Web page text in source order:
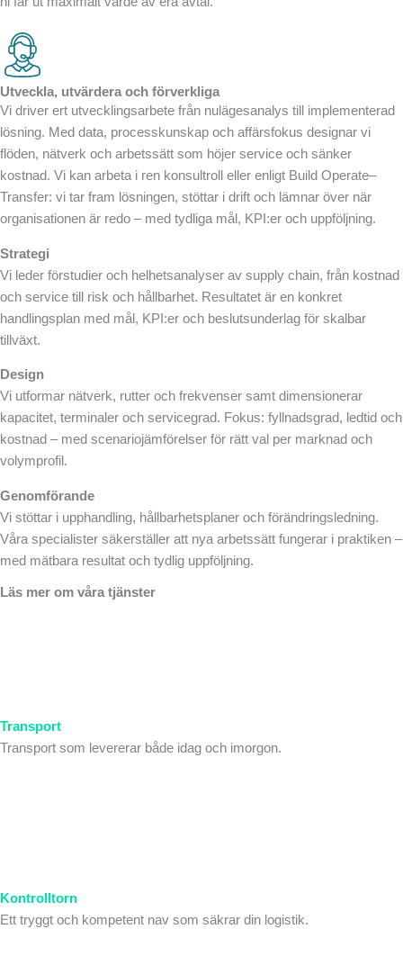
Utveckla, utvärdera och förverkliga
Vi driver ert utvecklingsarbete från nulägesanalys till implementerad
lösning. Med data, processkunskap och affärsfokus designar vi
flöden, nätverk och arbetssätt som höjer service och sänker
kostnad. Vi kan arbeta i ren konsultroll eller enligt Build Operate–
Transfer: vi tar fram lösningen, stöttar i drift och lämnar över när
organisationen är redo – med tydliga mål, KPI:er och uppföljning.
Strategi
Vi leder förstudier och helhetsanalyser av supply chain, från kostnad
och service till risk och hållbarhet. Resultatet är en konkret
handlingsplan med mål, KPI:er och beslutsunderlag för skalbar
tillväxt.
Design
Vi utformar nätverk, rutter och frekvenser samt dimensionerar
kapacitet, terminaler och servicegrad. Fokus: fyllnadsgrad, ledtid och
kostnad – med scenariojämförelser för rätt val per marknad och
volymprofil.
Genomförande
Vi stöttar i upphandling, hållbarhetsplaner och förändringsledning.
Våra specialister säkerställer att nya arbetssätt fungerar i praktiken –
med mätbara resultat och tydlig uppföljning.
Läs mer om våra tjänster
Transport
Transport som levererar både idag och imorgon.
Kontrolltorn
Ett tryggt och kompetent nav som säkrar din logistik.